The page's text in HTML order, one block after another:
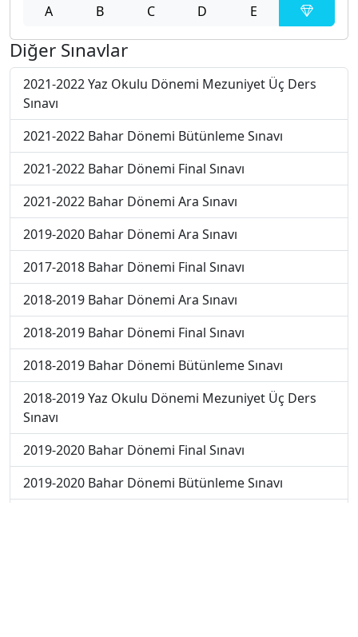
A B C D E
Diğer Sınavlar
2021-2022 Yaz Okulu Dönemi Mezuniyet Üç Ders
Sınavı
2021-2022 Bahar Dönemi Bütünleme Sınavı
2021-2022 Bahar Dönemi Final Sınavı
2021-2022 Bahar Dönemi Ara Sınavı
2019-2020 Bahar Dönemi Ara Sınavı
2017-2018 Bahar Dönemi Final Sınavı
2018-2019 Bahar Dönemi Ara Sınavı
2018-2019 Bahar Dönemi Final Sınavı
2018-2019 Bahar Dönemi Bütünleme Sınavı
2018-2019 Yaz Okulu Dönemi Mezuniyet Üç Ders
Sınavı
2019-2020 Bahar Dönemi Final Sınavı
2019-2020 Bahar Dönemi Bütünleme Sınavı